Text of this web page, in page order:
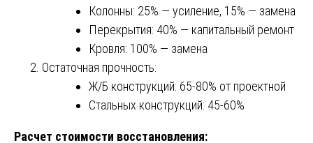
Колонны: 25% — усиление, 15% — замена
Перекрытия: 40% — капитальный ремонт
Кровля: 100% — замена
Остаточная прочность:
Ж/Б конструкций: 65-80% от проектной
Стальных конструкций: 45-60%
Расчет стоимости восстановления: